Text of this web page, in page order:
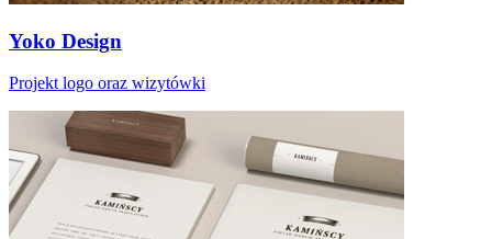
Yoko Design
Projekt logo oraz wizytówki